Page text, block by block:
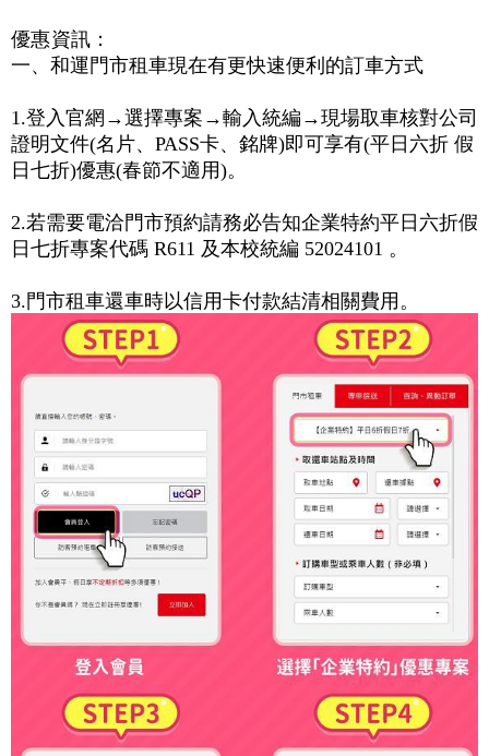
優惠資訊：
一、和運門市租車現在有更快速便利的訂車方式
1.登入官網→選擇專案→輸入統編→現場取車核對公司
證明文件(名片、PASS卡、銘牌)即可享有(平日六折 假
日七折)優惠(春節不適用)。
2.若需要電洽門市預約請務必告知企業特約平日六折假
日七折專案代碼 R611 及本校統編 52024101 。
3.門市租車還車時以信用卡付款結清相關費用。